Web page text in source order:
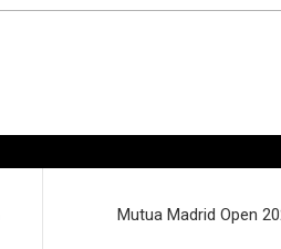
Mutua Madrid Open